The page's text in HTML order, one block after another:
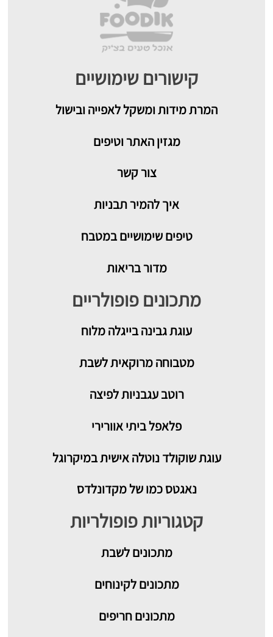
קישורים שימושיים
המרת מידות ומשקל לאפייה ובישול
מגזין האתר וטיפים
צור קשר
איך להמיר תבניות
טיפים שימושיים במטבח
מדור בריאות
מתכונים פופולריים
עוגת גבינה בייגלה מלוח
מטבוחה מרוקאית לשבת
רוטב עגבניות לפיצה
פלאפל ביתי אוורירי
עוגת שוקולד נוטלה אישית במיקרוגל
נאגטס כמו של מקדונלדס
קטגוריות פופולריות
מתכוניםלשבת
מתכונים לקינוחים
מתכונים חריפים